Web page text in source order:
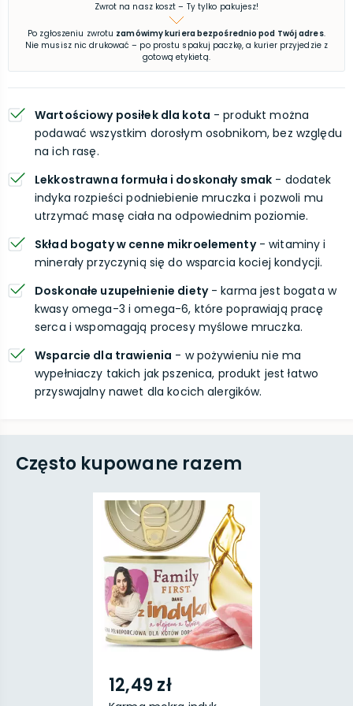
Zwrot na nasz koszt – Ty tylko pakujesz!
Po zgłoszeniu zwrotu zamówimy kuriera bezpośrednio pod Twój adres.
Nie musisz nic drukować – po prostu spakuj paczkę, a kurier przyjedzie z
gotową etykietą.
Wartościowy posiłek dla kota - produkt można
podawać wszystkim dorosłym osobnikom, bez względu
na ich rasę.
Lekkostrawna formuła i doskonały smak - dodatek
indyka rozpieści podniebienie mruczka i pozwoli mu
utrzymać masę ciała na odpowiednim poziomie.
Skład bogaty w cenne mikroelementy- witaminy i
minerały przyczynią się do wsparcia kociej kondycji.
Doskonałe uzupełnienie diety- karma jest bogata w
kwasy omega-3 i omega-6, które poprawiają pracę
serca i wspomagają procesy myślowe mruczka.
Wsparcie dla trawienia - w pożywieniu nie ma
wypełniaczy takich jak pszenica, produkt jest łatwo
przyswajalny nawet dla kocich alergików.
Często kupowane razem
12,49 zł